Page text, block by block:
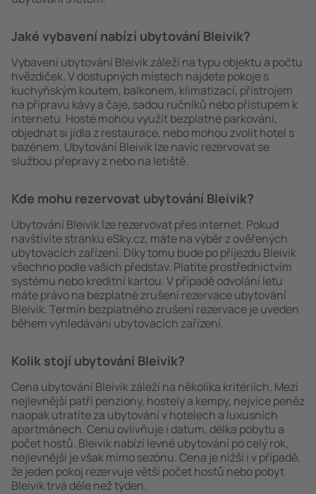
Jaké vybavení nabízí ubytování Bleivik?
Vybavení ubytování Bleivik záleží na typu objektu a počtu
hvězdiček. V dostupných místech najdete pokoje s
kuchyňským koutem, balkonem, klimatizací, přístrojem
na přípravu kávy a čaje, sadou ručníků nebo přístupem k
internetu. Hosté mohou využít bezplatné parkování,
objednat si jídla z restaurace, nebo mohou zvolit hotel s
bazénem. Ubytování Bleivik lze navíc rezervovat se
službou přepravy z nebo na letiště.
Kde mohu rezervovat ubytování Bleivik?
Ubytování Bleivik lze rezervovat přes internet. Pokud
navštívíte stránku eSky.cz, máte na výběr z ověřených
ubytovacích zařízení. Díky tomu bude po příjezdu Bleivik
všechno podle vašich představ. Platíte prostřednictvím
systému nebo kreditní kartou. V případě odvolání letu
máte právo na bezplatné zrušení rezervace ubytování
Bleivik. Termín bezplatného zrušení rezervace je uveden
během vyhledávání ubytovacích zařízení.
Kolik stojí ubytování Bleivik?
Cena ubytování Bleivik záleží na několika kritériích. Mezi
nejlevnější patří penziony, hostely a kempy, nejvíce peněz
naopak utratíte za ubytování v hotelech a luxusních
apartmánech. Cenu ovlivňuje i datum, délka pobytu a
počet hostů. Bleivik nabízí levné ubytování po celý rok,
nejlevnější je však mimo sezónu. Cena je nižší i v případě,
že jeden pokoj rezervuje větší počet hostů nebo pobyt
Bleivik trvá déle než týden.